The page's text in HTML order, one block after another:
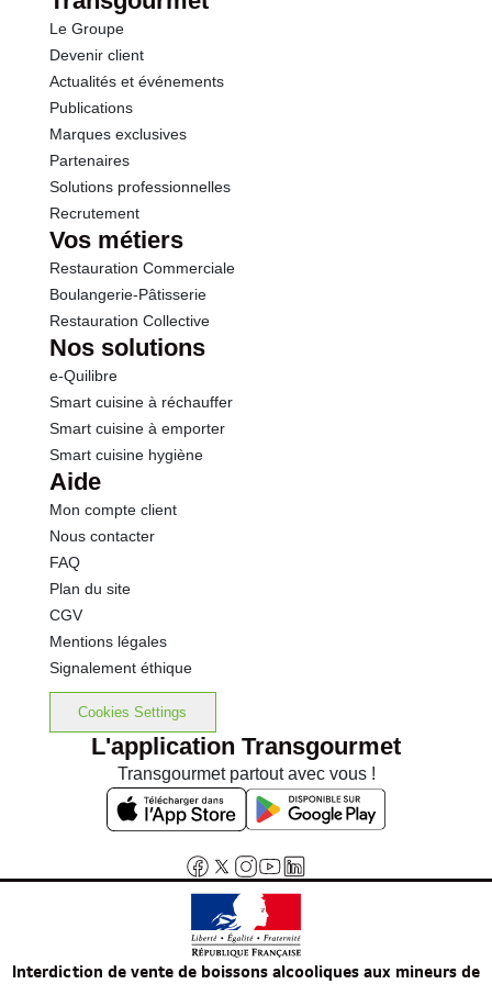
Le Groupe
Devenir client
Actualités et événements
Publications
Marques exclusives
Partenaires
Solutions professionnelles
Recrutement
Vos métiers
Restauration Commerciale
Boulangerie-Pâtisserie
Restauration Collective
Nos solutions
e-Quilibre
Smart cuisine à réchauffer
Smart cuisine à emporter
Smart cuisine hygiène
Aide
Mon compte client
Nous contacter
FAQ
Plan du site
CGV
Mentions légales
Signalement éthique
Cookies Settings
L'application Transgourmet
Transgourmet partout avec vous !
Interdiction de vente de boissons alcooliques aux mineurs de